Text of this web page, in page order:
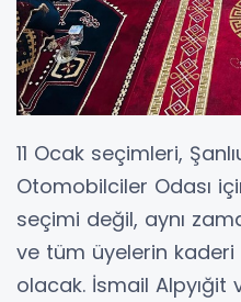
11 Ocak seçimleri,
Otomobilciler Odası
seçimi değil, aynı
ve tüm üyelerin
olacak. İsmail Alpyığit